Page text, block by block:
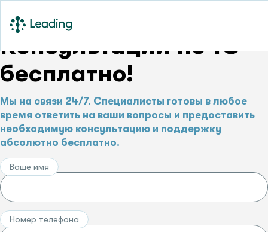
Консультации по 1С –
бесплатно!
Мы на связи 24/7. Специалисты готовы в любое
время ответить на ваши вопросы и предоставить
необходимую консультацию и поддержку
абсолютно бесплатно.
Ваше имя
Номер телефона